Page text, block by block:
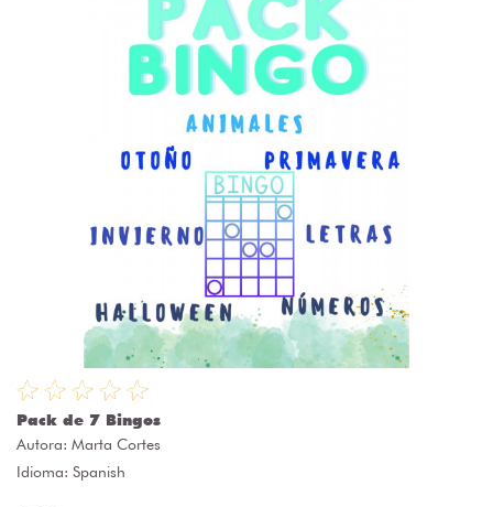
Pack de 7 Bingos
Autora: Marta Cortes
Idioma: Spanish